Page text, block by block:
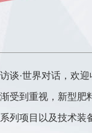
谈·世界对话，欢
受到重视，新型
列项目以及技术